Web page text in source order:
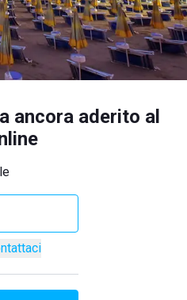
ancora aderito al